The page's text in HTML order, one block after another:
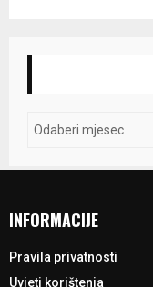
INFORMACIJE
Pravila privatnosti
Uvjeti korištenja